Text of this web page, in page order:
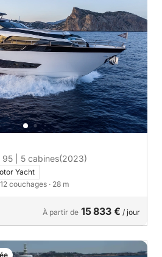
95 | 5 cabines(2023)
Yacht
12 couchages · 28 m
À partir de 15 833 € / jour